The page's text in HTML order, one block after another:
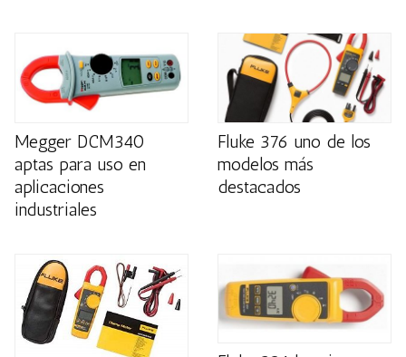
Megger DCM340
aptas para uso en
aplicaciones
industriales
Fluke 376 uno de los
modelos más
destacados